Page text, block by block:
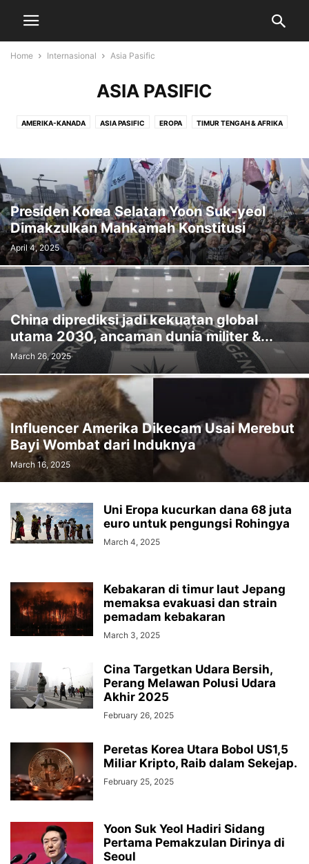
Home Internasional Asia Pasific
ASIA PASIFIC
AMERIKA-KANADA ASIA PASIFIC EROPA TIMUR TENGAH & AFRIKA
Presiden Korea Selatan Yoon Suk-yeol
Dimakzulkan Mahkamah Konstitusi
April 4, 2025
China diprediksi jadi kekuatan global
utama 2030, ancaman dunia militer &...
March 26, 2025
Influencer Amerika Dikecam Usai Merebut
Bayi Wombat dari Induknya
March 16, 2025
Uni Eropa kucurkan dana 68 juta
euro untuk pengungsi Rohingya
March 4, 2025
Kebakaran di timur laut Jepang
memaksa evakuasi dan strain
pemadam kebakaran
March 3, 2025
Cina Targetkan Udara Bersih,
Perang Melawan Polusi Udara
Akhir 2025
February 26, 2025
Peretas Korea Utara Bobol US1,5
Miliar Kripto, Raib dalam Sekejap.
February 25, 2025
Yoon Suk Yeol Hadiri Sidang
Pertama Pemakzulan Dirinya di
Seoul